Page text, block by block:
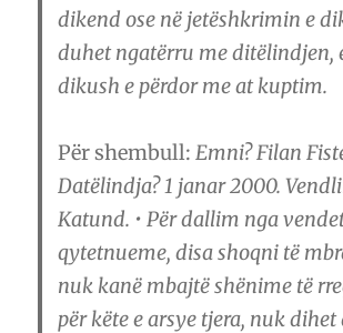
dikend ose në jetëshkrimin e
duhet ngatërru me ditëlindjen,
dikush e përdor me at kuptim.
Për shembull: Emni? Filan
Datëlindja? 1 janar 2000.
Katund. • Për dallim nga
qytetnueme, disa shoqni të
nuk kanë mbajtë shënime të
për këte e arsye tjera, nuk